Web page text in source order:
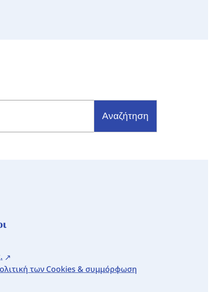
των Cookies & συμμόρφωση